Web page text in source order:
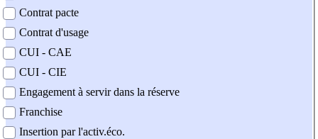
Contrat pacte
Contrat d'usage
CUI - CAE
CUI - CIE
Engagement à servir dans la réserve
Franchise
Insertion par l'activ.éco.